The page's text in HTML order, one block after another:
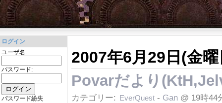
ログイン
ユーザ名:
パスワード:
パスワード紛失
2007年6月29日(金
Povarだより
カテゴリー: EverQuest - Gan @ 19時44